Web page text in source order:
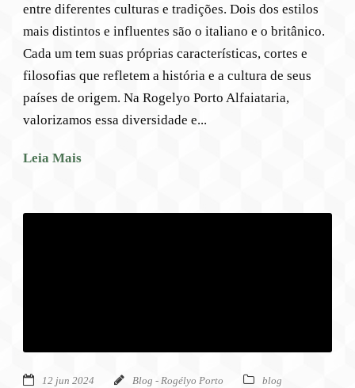
entre diferentes culturas e tradições. Dois dos estilos
mais distintos e influentes são o italiano e o britânico.
Cada um tem suas próprias características, cortes e
filosofias que refletem a história e a cultura de seus
países de origem. Na Rogelyo Porto Alfaiataria,
valorizamos essa diversidade e...
Leia Mais
12 jun 2024 Blog - Rogélyo Porto blog